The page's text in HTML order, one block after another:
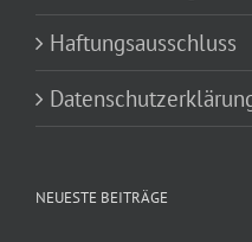
Haftungsausschluss
NEUESTE BEITRÄGE